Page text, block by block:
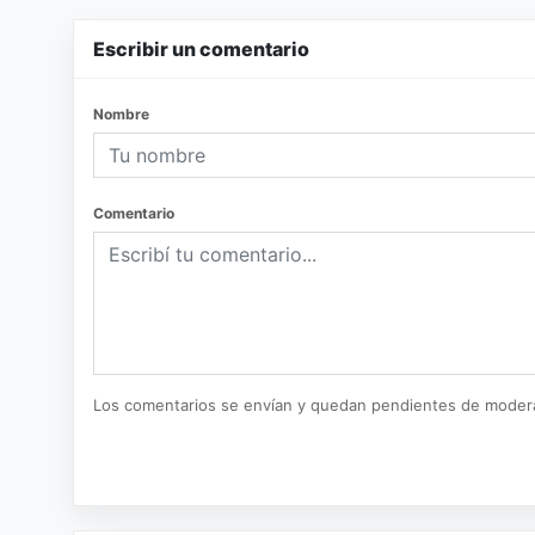
Escribir un comentario
Nombre
Comentario
Los comentarios se envían y quedan pendientes de